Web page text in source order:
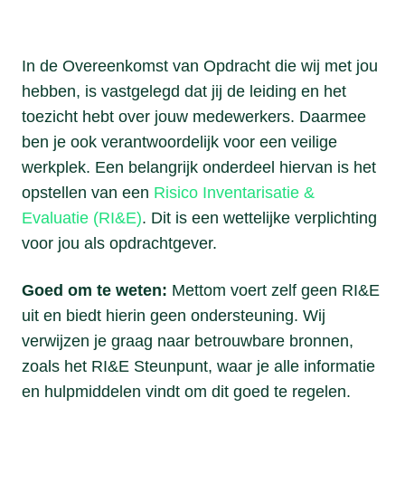
In de Overeenkomst van Opdracht die wij met jou
hebben, is vastgelegd dat jij de leiding en het
toezicht hebt over jouw medewerkers. Daarmee
ben je ook verantwoordelijk voor een veilige
werkplek. Een belangrijk onderdeel hiervan is het
opstellen van een Risico Inventarisatie &
Evaluatie (RI&E). Dit is een wettelijke verplichting
voor jou als opdrachtgever.
Goed om te weten: Mettom voert zelf geen RI&E
uit en biedt hierin geen ondersteuning. Wij
verwijzen je graag naar betrouwbare bronnen,
zoals het RI&E Steunpunt, waar je alle informatie
en hulpmiddelen vindt om dit goed te regelen.